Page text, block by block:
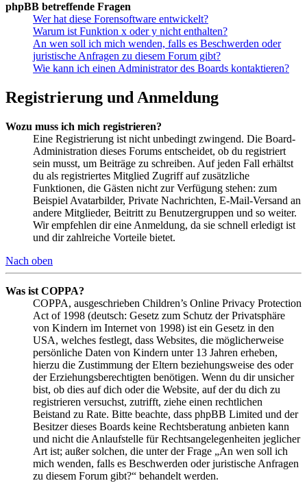
phpBB betreffende Fragen
Wer hat diese Forensoftware entwickelt?
Warum ist Funktion x oder y nicht enthalten?
An wen soll ich mich wenden, falls es Beschwerden oder
juristische Anfragen zu diesem Forum gibt?
Wie kann ich einen Administrator des Boards kontaktieren?
Registrierung und Anmeldung
Wozu muss ich mich registrieren?
Eine Registrierung ist nicht unbedingt zwingend. Die Board-
Administration dieses Forums entscheidet, ob du registriert
sein musst, um Beiträge zu schreiben. Auf jeden Fall erhältst
du als registriertes Mitglied Zugriff auf zusätzliche
Funktionen, die Gästen nicht zur Verfügung stehen: zum
Beispiel Avatarbilder, Private Nachrichten, E-Mail-Versand an
andere Mitglieder, Beitritt zu Benutzergruppen und so weiter.
Wir empfehlen dir eine Anmeldung, da sie schnell erledigt ist
und dir zahlreiche Vorteile bietet.
Nach oben
Was ist COPPA?
COPPA, ausgeschrieben Children’s Online Privacy Protection
Act of 1998 (deutsch: Gesetz zum Schutz der Privatsphäre
von Kindern im Internet von 1998) ist ein Gesetz in den
USA, welches festlegt, dass Websites, die möglicherweise
persönliche Daten von Kindern unter 13 Jahren erheben,
hierzu die Zustimmung der Eltern beziehungsweise des oder
der Erziehungsberechtigten benötigen. Wenn du dir unsicher
bist, ob dies auf dich oder die Website, auf der du dich zu
registrieren versuchst, zutrifft, ziehe einen rechtlichen
Beistand zu Rate. Bitte beachte, dass phpBB Limited und der
Besitzer dieses Boards keine Rechtsberatung anbieten kann
und nicht die Anlaufstelle für Rechtsangelegenheiten jeglicher
Art ist; außer solchen, die unter der Frage „An wen soll ich
mich wenden, falls es Beschwerden oder juristische Anfragen
zu diesem Forum gibt?“ behandelt werden.